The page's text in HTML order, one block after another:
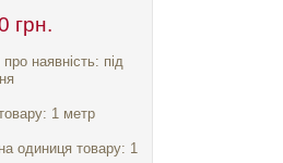
450 грн.
про наявність: під
1 метр
одиниця товару: 1